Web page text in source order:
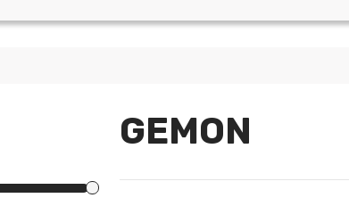
GEMON